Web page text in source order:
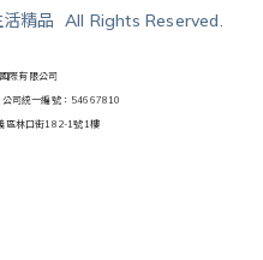
精品 All Rights Reserved.
際有限公司
公司統一編號：54667810
區林口街182-1號1樓